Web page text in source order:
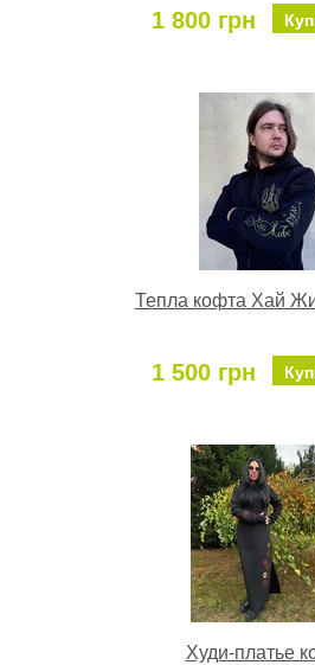
1 800 грн
Тепла кофта Хай
1 500 грн
Худи-платье